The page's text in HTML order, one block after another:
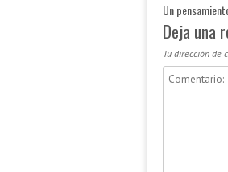
Un
Deja una
Tu dirección de